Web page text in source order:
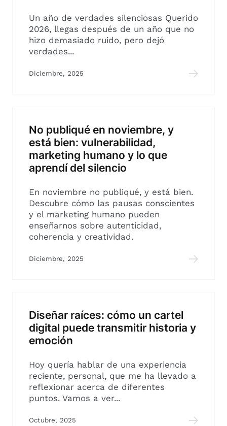
Un año de verdades silenciosas Querido
2026, llegas después de un año que no
hizo demasiado ruido, pero dejó
verdades...
Diciembre, 2025
No publiqué en noviembre, y
está bien: vulnerabilidad,
marketing humano y lo que
aprendí del silencio
En noviembre no publiqué, y está bien.
Descubre cómo las pausas conscientes
y el marketing humano pueden
enseñarnos sobre autenticidad,
coherencia y creatividad.
Diciembre, 2025
Diseñar raíces: cómo un cartel
digital puede transmitir historia y
emoción
Hoy quería hablar de una experiencia
reciente, personal, que me ha llevado a
reflexionar acerca de diferentes
puntos. Vamos a ver...
Octubre, 2025